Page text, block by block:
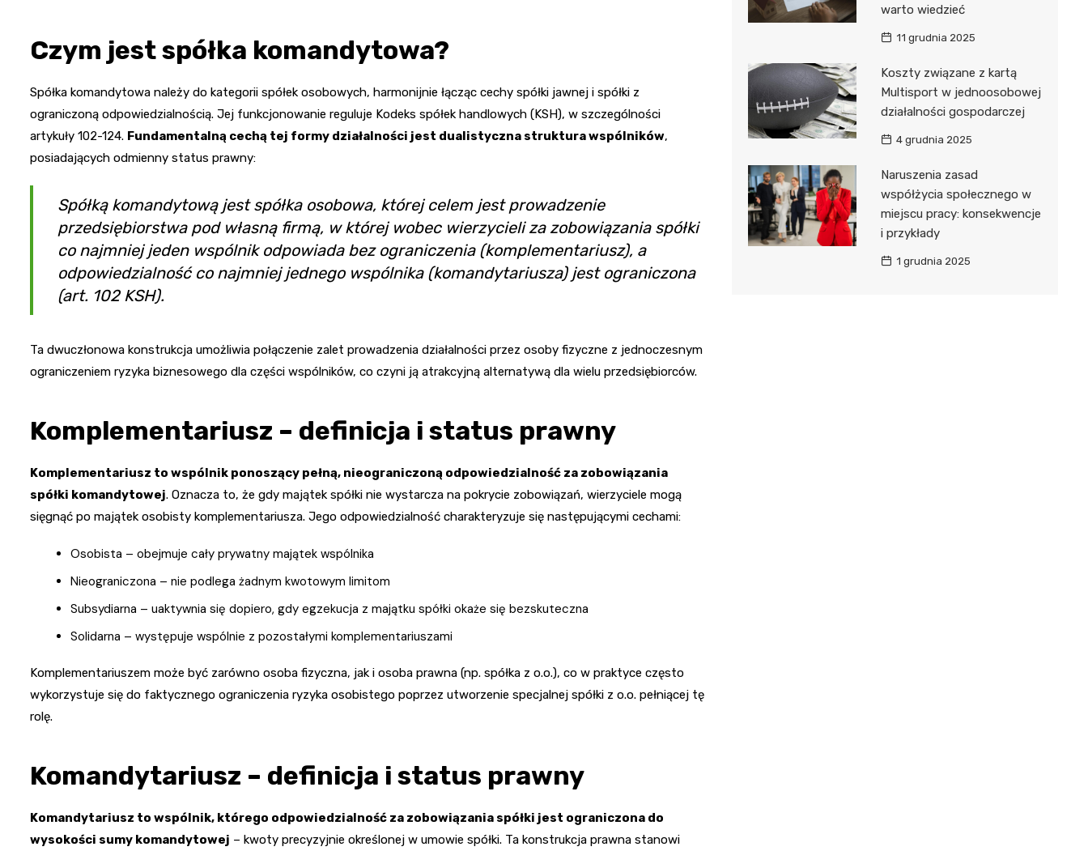
Czym jest spółka komandytowa?
Spółka komandytowa należy do kategorii spółek osobowych, harmonijnie łącząc cechy spółki jawnej i spółki z
ograniczoną odpowiedzialnością. Jej funkcjonowanie reguluje Kodeks spółek handlowych (KSH), w szczególności
artykuły 102-124. Fundamentalną cechą tej formy działalności jest dualistyczna struktura wspólników,
posiadających odmienny status prawny:
Spółką komandytową jest spółka osobowa, której celem jest prowadzenie
przedsiębiorstwa pod własną firmą, w której wobec wierzycieli za zobowiązania spółki
co najmniej jeden wspólnik odpowiada bez ograniczenia (komplementariusz), a
odpowiedzialność co najmniej jednego wspólnika (komandytariusza) jest ograniczona
(art. 102 KSH).
Ta dwuczłonowa konstrukcja umożliwia połączenie zalet prowadzenia działalności przez osoby fizyczne z jednoczesnym
ograniczeniem ryzyka biznesowego dla części wspólników, co czyni ją atrakcyjną alternatywą dla wielu przedsiębiorców.
Komplementariusz – definicja i status prawny
Komplementariusz to wspólnik ponoszący pełną, nieograniczoną odpowiedzialność za zobowiązania
spółki komandytowej. Oznacza to, że gdy majątek spółki nie wystarcza na pokrycie zobowiązań, wierzyciele mogą
sięgnąć po majątek osobisty komplementariusza. Jego odpowiedzialność charakteryzuje się następującymi cechami:
Osobista – obejmuje cały prywatny majątek wspólnika
Nieograniczona – nie podlega żadnym kwotowym limitom
Subsydiarna – uaktywnia się dopiero, gdy egzekucja z majątku spółki okaże się bezskuteczna
Solidarna – występuje wspólnie z pozostałymi komplementariuszami
Komplementariuszem może być zarówno osoba fizyczna, jak i osoba prawna (np. spółka z o.o.), co w praktyce często
wykorzystuje się do faktycznego ograniczenia ryzyka osobistego poprzez utworzenie specjalnej spółki z o.o. pełniącej tę
rolę.
Komandytariusz – definicja i status prawny
Komandytariusz to wspólnik, którego odpowiedzialność za zobowiązania spółki jest ograniczona do
wysokości sumy komandytowej – kwoty precyzyjnie określonej w umowie spółki. Ta konstrukcja prawna stanowi
warto wiedzieć
11 grudnia 2025
Koszty związane z kartą
Multisport w jednoosobowej
działalności gospodarczej
4 grudnia 2025
Naruszenia zasad
współżycia społecznego w
miejscu pracy: konsekwencje
i przykłady
1 grudnia 2025